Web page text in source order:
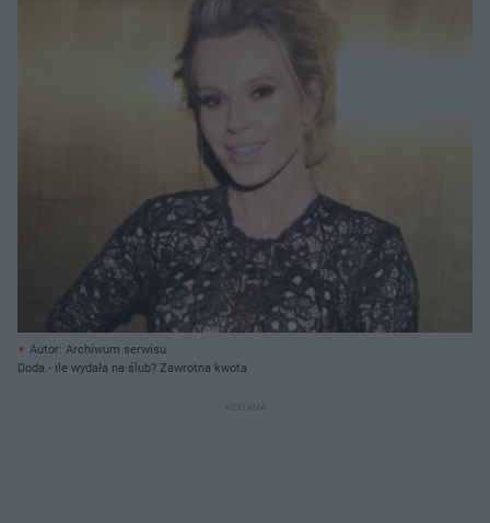
Autor: Archiwum serwisu
Doda - ile wydała na ślub? Zawrotna kwota